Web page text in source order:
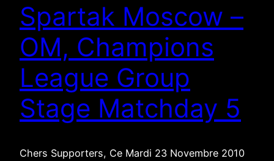
Spartak Moscow –
OM, Champions
League Group
Stage Matchday 5
Chers Supporters, Ce Mardi 23 Novembre 2010